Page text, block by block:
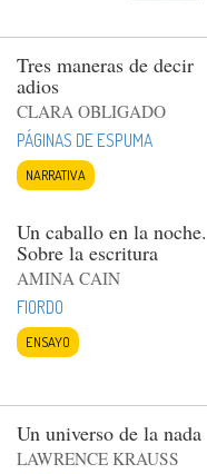
Tres maneras de decir
adios
CLARA OBLIGADO
PÁGINAS DE ESPUMA
NARRATIVA
Un caballo en la noche.
Sobre la escritura
AMINA CAIN
FIORDO
ENSAYO
Un universo de la nada
LAWRENCE KRAUSS